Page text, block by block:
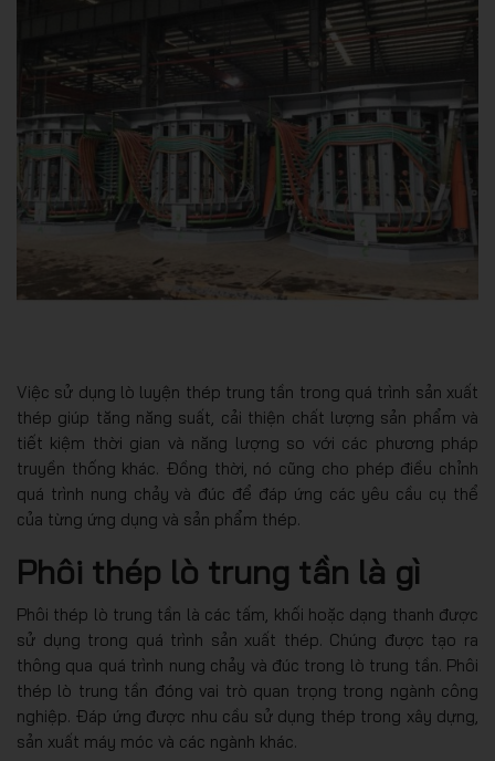
Việc sử dụng lò luyện thép trung tần trong quá trình sản xuất
thép giúp tăng năng suất, cải thiện chất lượng sản phẩm và
tiết kiệm thời gian và năng lượng so với các phương pháp
truyền thống khác. Đồng thời, nó cũng cho phép điều chỉnh
quá trình nung chảy và đúc để đáp ứng các yêu cầu cụ thể
của từng ứng dụng và sản phẩm thép.
Phôi thép lò trung tần là gì
Phôi thép lò trung tần là các tấm, khối hoặc dạng thanh được
sử dụng trong quá trình sản xuất thép. Chúng được tạo ra
thông qua quá trình nung chảy và đúc trong lò trung tần. Phôi
thép lò trung tần đóng vai trò quan trọng trong ngành công
nghiệp. Đáp ứng được nhu cầu sử dụng thép trong xây dựng,
sản xuất máy móc và các ngành khác.